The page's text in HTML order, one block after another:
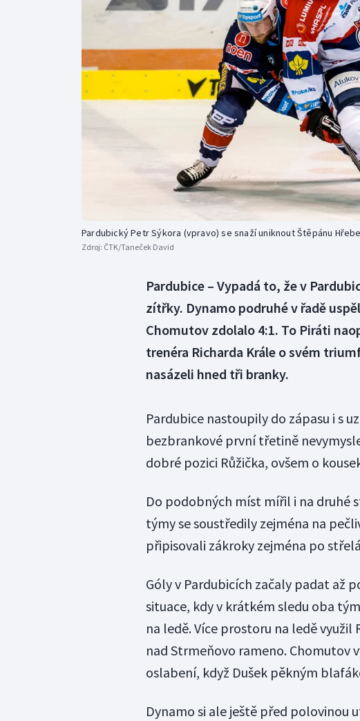
Curling
Dostihy
Florbal
Futsal
Golf
Gymnastika
Pardubický Petr Sýkora (vpravo) se snaží uniknout Štěpánu
Zdroj: ČTK/Taneček David
Pardubice – Vypadá to, že v
zítřky. Dynamo podruhé v řadě
Chomutov zdolalo 4:1. To Piráti
trenéra Richarda Krále o svém
nasázeli hned tři branky.
Pardubice nastoupily do zápasu i s
bezbrankové první třetině
dobré pozici Růžička, ovšem o
Do podobných míst mířil i na druhé
týmy se soustředily zejména na
připisovali zákroky zejména po
Góly v Pardubicích začaly padat až
situace, kdy v krátkém sledu oba
na ledě. Více prostoru na ledě
nad Strmeňovo rameno. Chomutov
oslabení, když Dušek pěkným
Dynamo si ale ještě před polovinou